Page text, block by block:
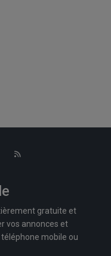
gratuite et
vos annonces et
mobile ou